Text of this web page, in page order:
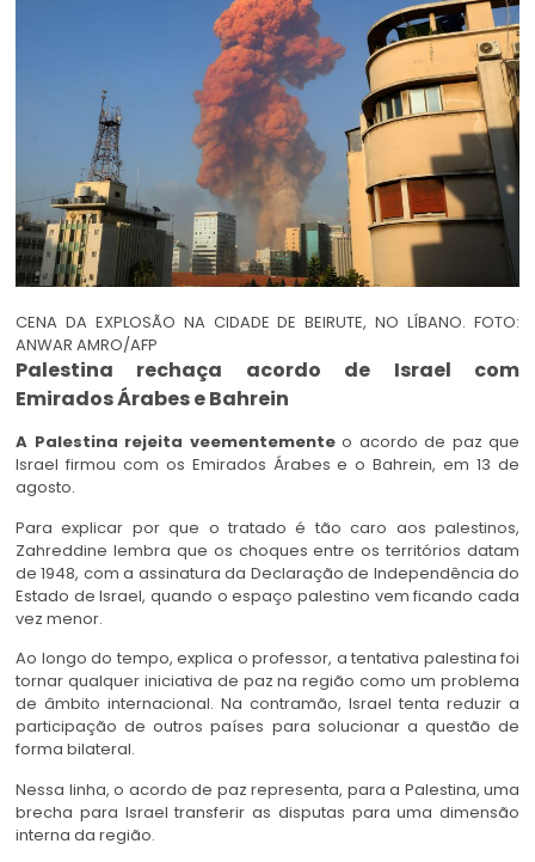
CENA DA EXPLOSÃO NA CIDADE DE BEIRUTE, NO LÍBANO. FOTO:
ANWAR AMRO/AFP
Palestina rechaça acordo de Israel com
Emirados Árabes e Bahrein
A Palestina rejeita veementementeo acordo de paz que
Israel firmou com os Emirados Árabes e o Bahrein, em 13 de
agosto.
Para explicar por que o tratado é tão caro aos palestinos,
Zahreddine lembra que os choques entre os territórios datam
de 1948, com a assinatura da Declaração de Independência do
Estado de Israel, quando o espaço palestino vem ficando cada
vez menor.
Ao longo do tempo, explica o professor, a tentativa palestina foi
tornar qualquer iniciativa de paz na região como um problema
de âmbito internacional. Na contramão, Israel tenta reduzir a
participação de outros países para solucionar a questão de
forma bilateral.
Nessa linha, o acordo de paz representa, para a Palestina, uma
brecha para Israel transferir as disputas para uma dimensão
interna da região.